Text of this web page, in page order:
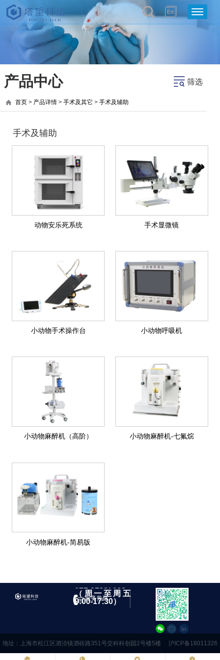
产品中心 筛选
首页 > 产品详情 >手术及其它 >手术及辅助
手术及辅助
动物安乐死系统 手术显微镜
小动物手术操作台 小动物呼吸机
小动物麻醉机（高阶） 小动物麻醉机-七氟烷
小动物麻醉机-简易版
服务热线
021-51537683
（周一至周五
9:00-17:30）
地址：上海市松江区泗泾镇泗砖路351号交科科创园2号楼5楼 沪ICP备18011326